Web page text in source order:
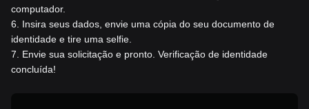
computador.
6
Insira seus dados, envie uma cópia do seu documento de
identidade e tire uma selfie.
7
Envie sua solicitação e pronto. Verificação de identidade
concluída!